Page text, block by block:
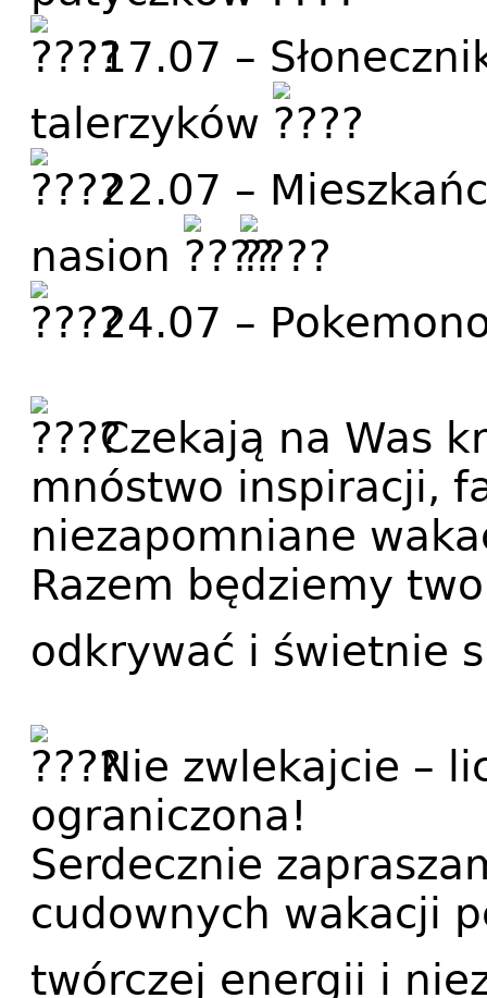
17.07 –
talerzyków
22.07 –
nasion
24.07 –
Czekają na Was
mnóstwo inspiracji,
niezapomniane
Razem będziemy
odkrywać i świetnie
Nie zwlekajcie –
ograniczona!
Serdecznie
cudownych wakacji
twórczej energii i